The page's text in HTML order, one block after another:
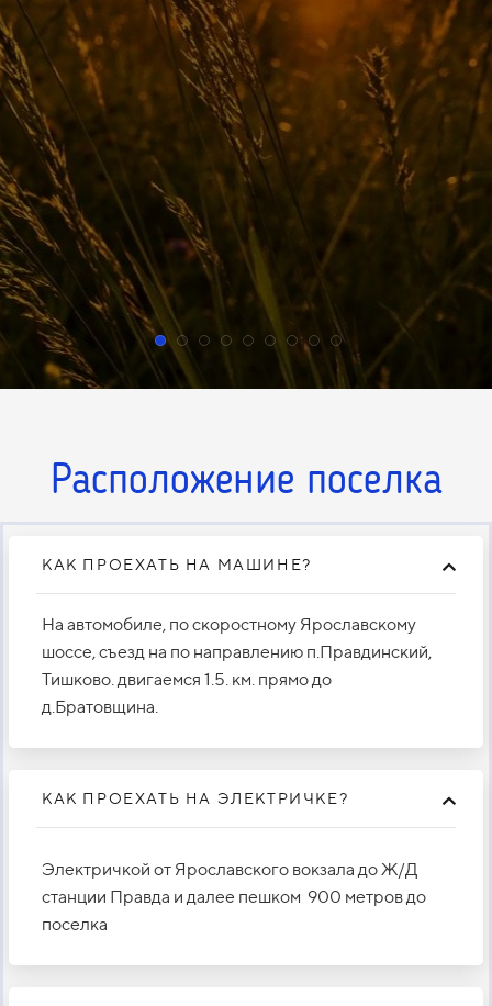
Расположение поселка
КАК ПРОЕХАТЬ НА МАШИНЕ?
На автомобиле, по скоростному Ярославскому
шоссе, съезд на по направлению п.Правдинский,
Тишково. двигаемся 1.5. км. прямо до
д.Братовщина.
КАК ПРОЕХАТЬ НА ЭЛЕКТРИЧКЕ?
Электричкой от Ярославского вокзала до Ж/Д
станции Правда и далее пешком 900 метров до
поселка